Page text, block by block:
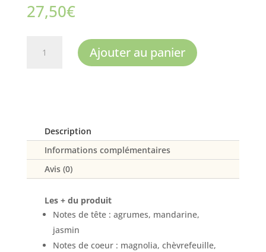
27,50€
Ajouter au panier
Description
Informations complémentaires
Avis (0)
Les + du produit
Notes de tête : agrumes, mandarine,
jasmin
Notes de coeur : magnolia, chèvrefeuille,